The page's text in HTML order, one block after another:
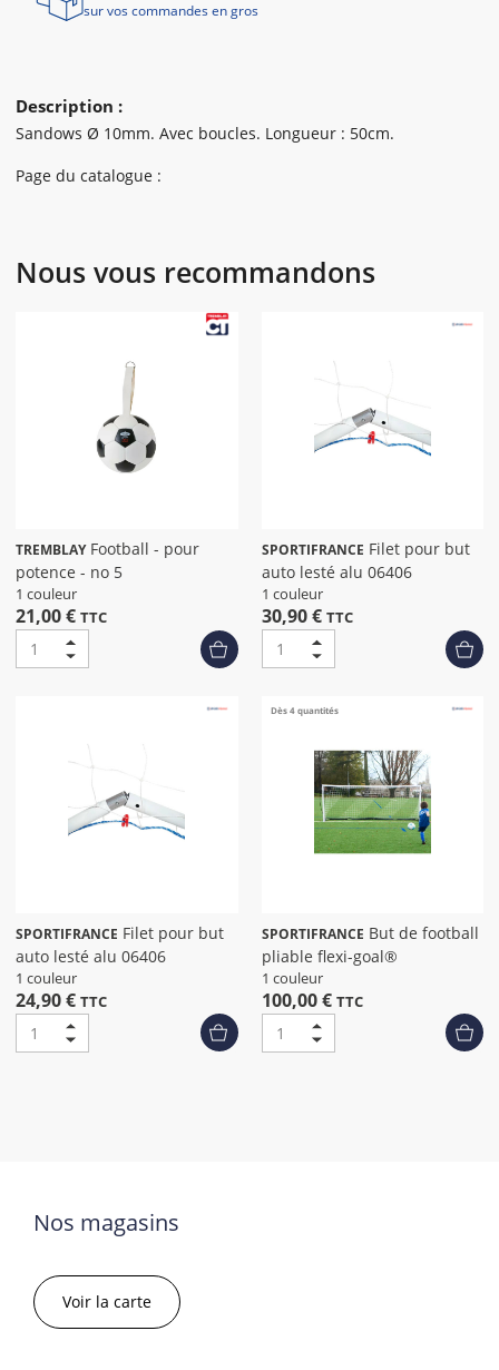
Description :
Sandows Ø 10mm. Avec boucles. Longueur : 50cm.
Page du catalogue :
sur vos commandes en gros
Nous vous recommandons
TREMBLAYFootball - pour
potence - no 5
1 couleur
21,00 € TTC
SPORTIFRANCE
auto lesté alu 06406
1 couleur
30,90 € TTC
SPORTIFRANCE
auto lesté alu 06406
1 couleur
24,90 € TTC
Dès 4 quantités
SPORTIFRANCE
pliable flexi-goal®
1 couleur
100,00 € TTC
Nos magasins
Voir la carte